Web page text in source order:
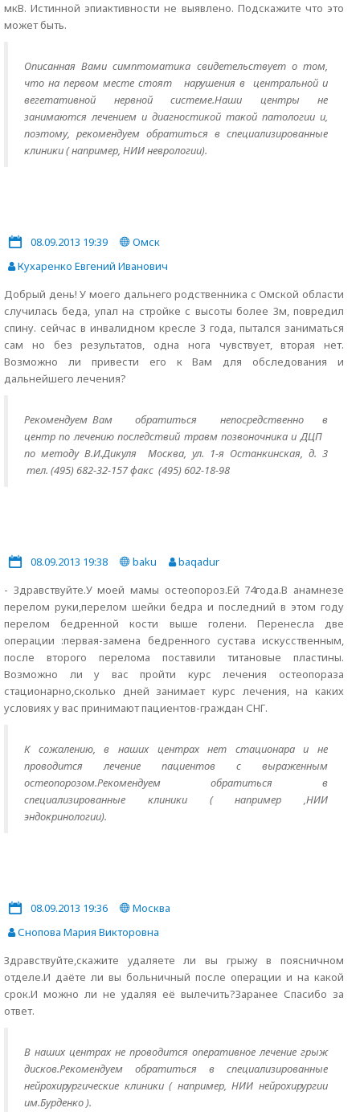
мкВ. Истинной эпиактивности не выявлено. Подскажите что это
может быть.
Описанная Вами симптоматика свидетельствует о том,
что на первом месте стоят нарушения в центральной и
вегетативной нервной системе.Наши центры не
занимаются лечением и диагностикой такой патологии и,
поэтому, рекомендуем обратиться в специализированные
клиники ( например, НИИ неврологии).
08.09.2013 19:39
Омск
Кухаренко Евгений Иванович
Добрый день! У моего дальнего родственника с Омской области
случилась беда, упал на стройке с высоты более 3м, повредил
спину. сейчас в инвалидном кресле 3 года, пытался заниматься
сам но без результатов, одна нога чувствует, вторая нет.
Возможно ли привести его к Вам для обследования и
дальнейшего лечения?
Рекомендуем Вам обратиться непосредственно в
центр по лечению последствий травм позвоночника и ДЦП
по методу В.И.Дикуля Москва, ул. 1-я Останкинская, д. 3
тел. (495) 682-32-157 факс (495) 602-18-98
08.09.2013 19:38 baku
baqadur
- Здравствуйте.У моей мамы остеопороз.Ей 74года.В анамнезе
перелом руки,перелом шейки бедра и последний в этом году
перелом бедренной кости выше голени. Перенесла две
операции :первая-замена бедренного сустава искусственным,
после второго перелома поставили титановые пластины.
Возможно ли у вас пройти курс лечения остеопораза
стационарно,сколько дней занимает курс лечения, на каких
условиях у вас принимают пациентов-граждан СНГ.
К сожалению, в наших центрах нет стационара и не
проводится лечение пациентов с выраженным
остеопорозом.Рекомендуем обратиться в
специализированные клиники ( например ,НИИ
эндокринологии).
08.09.2013 19:36
Москва
Снопова Мария Викторовна
Здравствуйте,скажите удаляете ли вы грыжу в поясничном
отделе.И даёте ли вы больничный после операции и на какой
срок.И можно ли не удаляя её вылечить?Заранее Спасибо за
ответ.
В наших центрах не проводится оперативное лечение грыж
дисков.Рекомендуем обратиться в специализированные
нейрохирургические клиники ( например, НИИ нейрохирургии
им.Бурденко ).